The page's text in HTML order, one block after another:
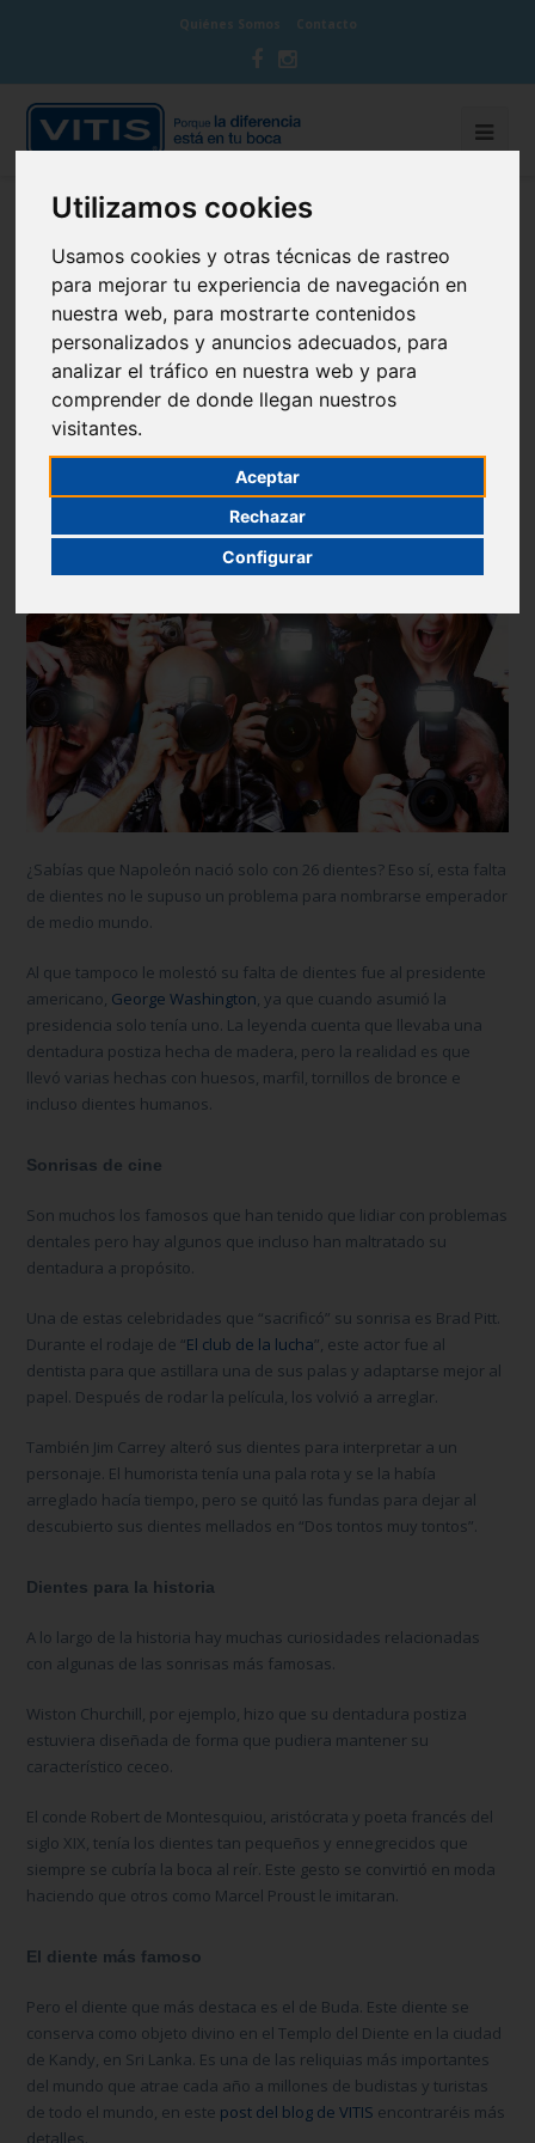
Utilizamos cookies
Usamos cookies y otras técnicas de rastreo
para mejorar tu experiencia de navegación en
nuestra web, para mostrarte contenidos
personalizados y anuncios adecuados, para
analizar el tráfico en nuestra web y para
comprender de donde llegan nuestros
visitantes.
Aceptar
Rechazar
Configurar
Quiénes Somos Contacto
BLOG CUIDA TU BOCA
Los Dientes de los más famosos
11 de February de 2016
¿Sabías que Napoleón nació solo con 26 dientes? Eso sí, esta falta
de dientes no le supuso un problema para nombrarse emperador
de medio mundo.
Al que tampoco le molestó su falta de dientes fue al presidente
americano, George Washington, ya que cuando asumió la
presidencia solo tenía uno. La leyenda cuenta que llevaba una
dentadura postiza hecha de madera, pero la realidad es que
llevó varias hechas con huesos, marfil, tornillos de bronce e
incluso dientes humanos.
Sonrisas de cine
Son muchos los famosos que han tenido que lidiar con problemas
dentales pero hay algunos que incluso han maltratado su
dentadura a propósito.
Una de estas celebridades que “sacrificó” su sonrisa es Brad Pitt.
Durante el rodaje de “El club de la lucha”, este actor fue al
dentista para que astillara una de sus palas y adaptarse mejor al
papel. Después de rodar la película, los volvió a arreglar.
También Jim Carrey alteró sus dientes para interpretar a un
personaje. El humorista tenía una pala rota y se la había
arreglado hacía tiempo, pero se quitó las fundas para dejar al
descubierto sus dientes mellados en “Dos tontos muy tontos”.
Dientes para la historia
A lo largo de la historia hay muchas curiosidades relacionadas
con algunas de las sonrisas más famosas.
Wiston Churchill, por ejemplo, hizo que su dentadura postiza
estuviera diseñada de forma que pudiera mantener su
característico ceceo.
El conde Robert de Montesquiou, aristócrata y poeta francés del
siglo XIX, tenía los dientes tan pequeños y ennegrecidos que
siempre se cubría la boca al reír. Este gesto se convirtió en moda
haciendo que otros como Marcel Proust le imitaran.
El diente más famoso
Pero el diente que más destaca es el de Buda. Este diente se
conserva como objeto divino en el Templo del Diente en la ciudad
de Kandy, en Sri Lanka. Es una de las reliquias más importantes
del mundo que atrae cada año a millones de budistas y turistas
de todo el mundo, en este post del blog de VITIS encontraréis más
detalles.